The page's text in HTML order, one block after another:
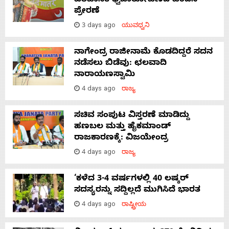
ಪ್ರೇರಣೆ
3 days ago ಯುವಧ್ವನಿ
ನಾಗೇಂದ್ರ ರಾಜೀನಾಮೆ ಕೊಡದಿದ್ದರೆ ಸದನ
ನಡೆಸಲು ಬಿಡೆವು: ಛಲವಾದಿ
ನಾರಾಯಣಸ್ವಾಮಿ
4 days ago ರಾಜ್ಯ
ಸಚಿವ ಸಂಪುಟ ವಿಸ್ತರಣೆ ಮಾಡಿದ್ದು
ಹಣಬಲ ಮತ್ತು ಹೈಕಮಾಂಡ್
ರಾಜಕಾರಣಕ್ಕೆ: ವಿಜಯೇಂದ್ರ
4 days ago ರಾಜ್ಯ
‘ಕಳೆದ 3-4 ವರ್ಷಗಳಲ್ಲಿ 40 ಲಷ್ಕರ್
ಸದಸ್ಯರನ್ನು ಸದ್ದಿಲ್ಲದೆ ಮುಗಿಸಿದೆ ಭಾರತ
4 days ago ರಾಷ್ಟ್ರೀಯ